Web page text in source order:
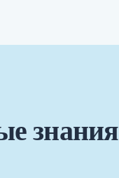
знания